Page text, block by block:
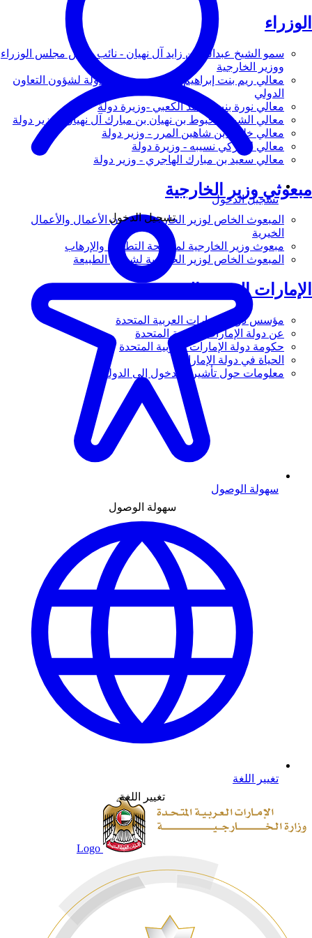
الوزراء
سمو الشيخ عبدالله بن زايد آل نهيان - نائب رئيس مجلس الوزراء
ووزير الخارجية
معالي ريم بنت إبراهيم الهاشمي - وزيرة دولة لشؤون التعاون
الدولي
معالي نورة بنت محمد الكعبي -وزيرة دولة
معالي الشيخ شخبوط بن نهيان بن مبارك آل نهيان - وزير دولة
معالي خليفة بن شاهين المرر - وزير دولة
معالي لانا زكي نسيبه - وزيرة دولة
معالي سعيد بن مبارك الهاجري - وزير دولة
مبعوثي وزير الخارجية
المبعوث الخاص لوزير الخارجية لشؤون الأعمال والأعمال
الخيرية
مبعوث وزير الخارجية لمكافحة التطرف والإرهاب
المبعوث الخاص لوزير الخارجية لشؤون الطبيعة
الإمارات العربية المتحدة
مؤسس دولة الإمارات العربية المتحدة
عن دولة الإمارات العربية المتحدة
حكومة دولة الإمارات العربية المتحدة
الحياة في دولة الإمارات
معلومات حول تأشيرة الدخول إلى الدولة
تسجيل الدخول
تسجيل الدخول
سهولة الوصول
سهولة الوصول
تغيير اللغة
تغيير اللغة
Logo